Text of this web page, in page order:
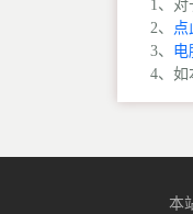
1、对
2、 点
3、 电
4、如
本